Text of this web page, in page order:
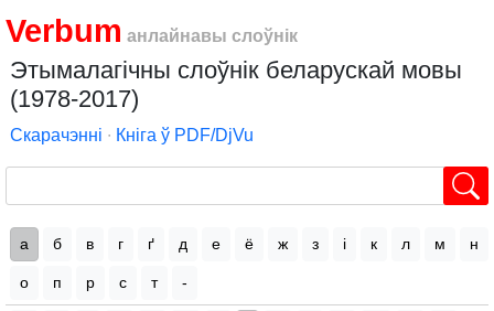
Verbum анлайнавы слоўнік
Этымалагічны слоўнік беларускай мовы
(1978-2017)
Скарачэнні ∙ Кніга ў PDF/DjVu
а б в г ґ д е ё ж з і к л м н
о п р с т -